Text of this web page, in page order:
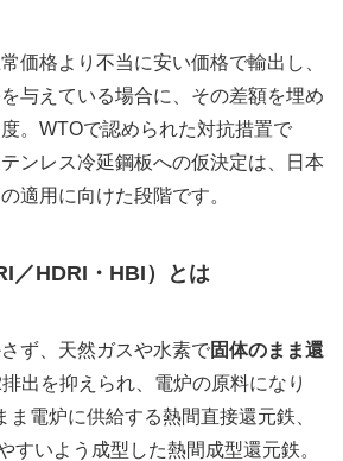
価格より不当に安い価格で輸出し、
与えている場合に、その差額を埋め
。WTOで認められた対抗措置で
ンレス冷延鋼板への仮決定は、日本
適用に向けた段階です。
／HDRI・HBI）とは
ず、天然ガスや水素で固体のまま還
出を抑えられ、電炉の原料になり
ま電炉に供給する熱間直接還元鉄、
すいよう成型した熱間成型還元鉄。